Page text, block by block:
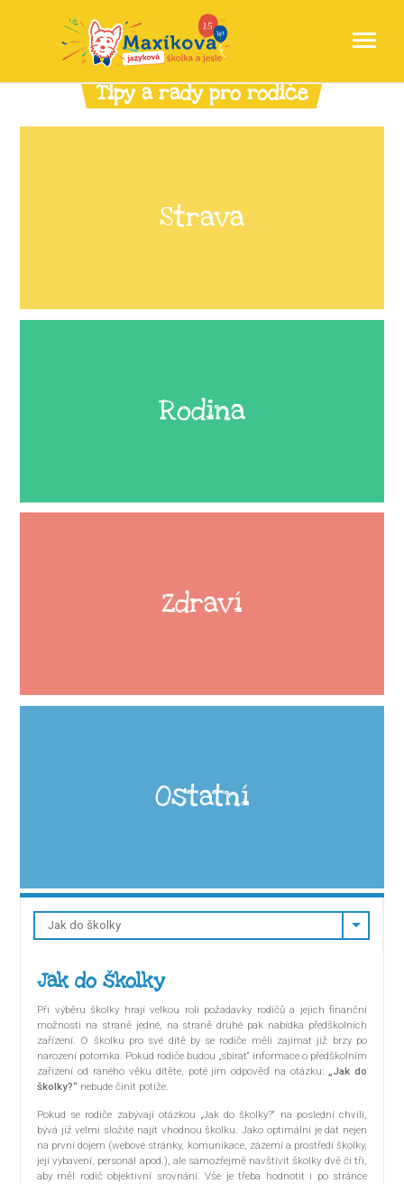
Tipy a rady pro rodiče
Strava
Rodina
Zdraví
Ostatní
Jak do školky
Při výběru školky hrají velkou roli požadavky rodičů a jejich finanční
možnosti na straně jedné, na straně druhé pak nabídka předškolních
zařízení. O školku pro své dítě by se rodiče měli zajímat již brzy po
narození potomka. Pokud rodiče budou „sbírat“ informace o předškolním
zařízení od raného věku dítěte, poté jim odpověď na otázku:„Jak do
školky?“ nebude činit potíže.
Pokud se rodiče zabývají otázkou „Jak do školky?“ na poslední chvíli,
bývá již velmi složité najít vhodnou školku. Jako optimální je dát nejen
na první dojem (webové stránky, komunikace, zázemí a prostředí školky,
její vybavení, personál apod.), ale samozřejmě navštívit školky dvě či tři,
aby měl rodič objektivní srovnání. Vše je třeba hodnotit i po stránce